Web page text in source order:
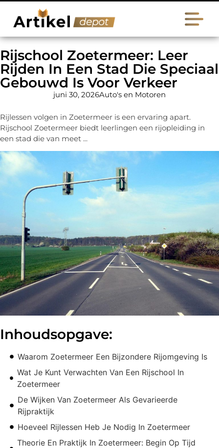
Rijschool Zoetermeer: Leer
Rijden In Een Stad Die Speciaal
Gebouwd Is Voor Verkeer
juni 30, 2026Auto's en Motoren
Rijlessen volgen in Zoetermeer is een ervaring apart.
Rijschool Zoetermeer biedt leerlingen een rijopleiding in
een stad die van meet ...
Inhoudsopgave:
Waarom Zoetermeer Een Bijzondere Rijomgeving Is
Wat Je Kunt Verwachten Van Een Rijschool In
Zoetermeer
De Wijken Van Zoetermeer Als Gevarieerde
Rijpraktijk
Hoeveel Rijlessen Heb Je Nodig In Zoetermeer
Theorie En Praktijk In Zoetermeer: Begin Op Tijd